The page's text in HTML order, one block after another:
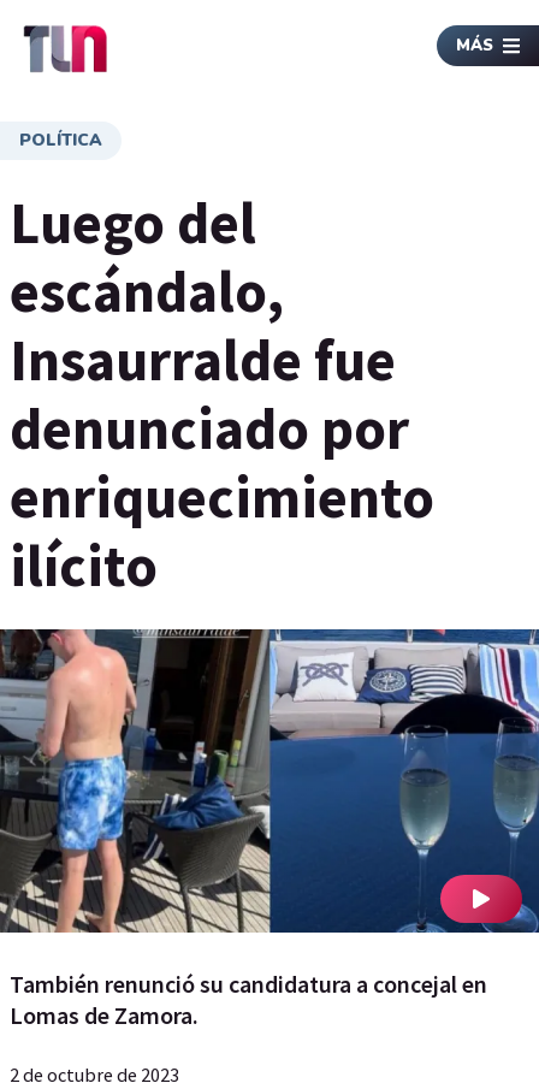
MÁS
POLÍTICA
Luego del
escándalo,
Insaurralde fue
denunciado por
enriquecimiento
ilícito
También renunció su candidatura a concejal en
Lomas de Zamora.
2 de octubre de 2023